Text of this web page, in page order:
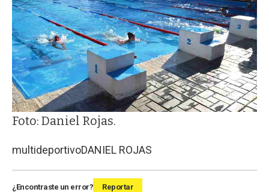
Foto: Daniel Rojas.
multideportivoDANIEL ROJAS
¿Encontraste un error? Reportar